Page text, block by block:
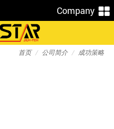
Company
首页 公司简介 成功策略